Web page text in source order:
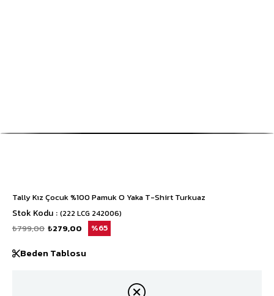
Tally Kız Çocuk %100 Pamuk O Yaka T-Shirt Turkuaz
Stok Kodu (222 LCG 242006)
₺799,00 ₺279,00 65
Beden Tablosu